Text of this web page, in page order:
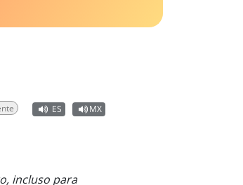
ES MX
incluso para